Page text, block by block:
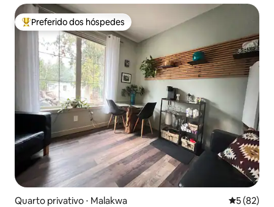
Entre os melhores preferidos dos hóspedes
Preferido dos hóspedes
Quarto privativo ⋅ Malakwa 5 de uma
5 (82)